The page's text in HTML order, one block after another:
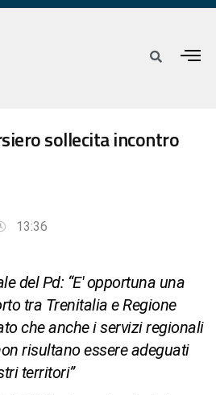
sollecita incontro
13:36
del Pd: “E' opportuna una
tra Trenitalia e Regione
che anche i servizi regionali
risultano essere adeguati
territori”